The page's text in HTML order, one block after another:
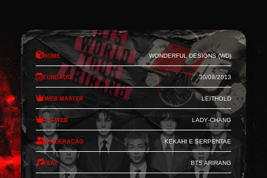
Nome Wonderful Designs (WD)
Fundado 30/08/2013
Web-Master Leithold
Co-Web Lady-Chang
Moderação Kekahi e Serpentae
Feat BTS Arirang